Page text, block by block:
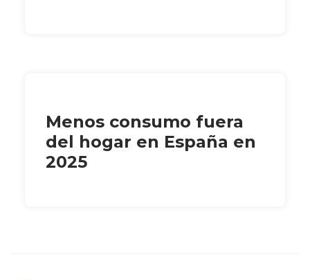
Menos consumo fuera
del hogar en España en
2025